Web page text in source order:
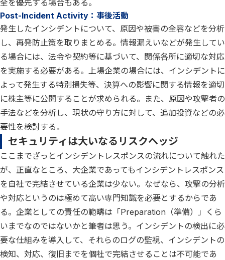
全を優先する場合もある。
Post-Incident Activity：事後活動
発生したインシデントについて、原因や被害の全容などを分析
し、再発防止策を取りまとめる。情報漏えいなどが発生してい
る場合には、法令や契約等に基づいて、関係各所に適切な対応
を実施する必要がある。上場企業の場合には、インシデントに
よって発生する特別損失等、決算への影響に関する情報を適切
に株主等に公開することが求められる。また、原因や攻撃者の
手法などを分析し、現状の守り方に対して、追加投資などの必
要性を検討する。
セキュリティは大いなるリスクヘッジ
ここまでざっとインシデントレスポンスの流れについて触れた
が、正直なところ、大企業であってもインシデントレスポンス
を自社で完結させている企業は少ない。なぜなら、攻撃の分析
や対応というのは極めて高い専門知識を必要とするからであ
る。企業としての責任の範疇は「Preparation（準備）」くら
いまでなのではないかと筆者は思う。インシデントの検出に必
要な仕組みを導入して、それらのログの監視、インシデントの
検知、対応、復旧までを個社で完結させることは不可能であ